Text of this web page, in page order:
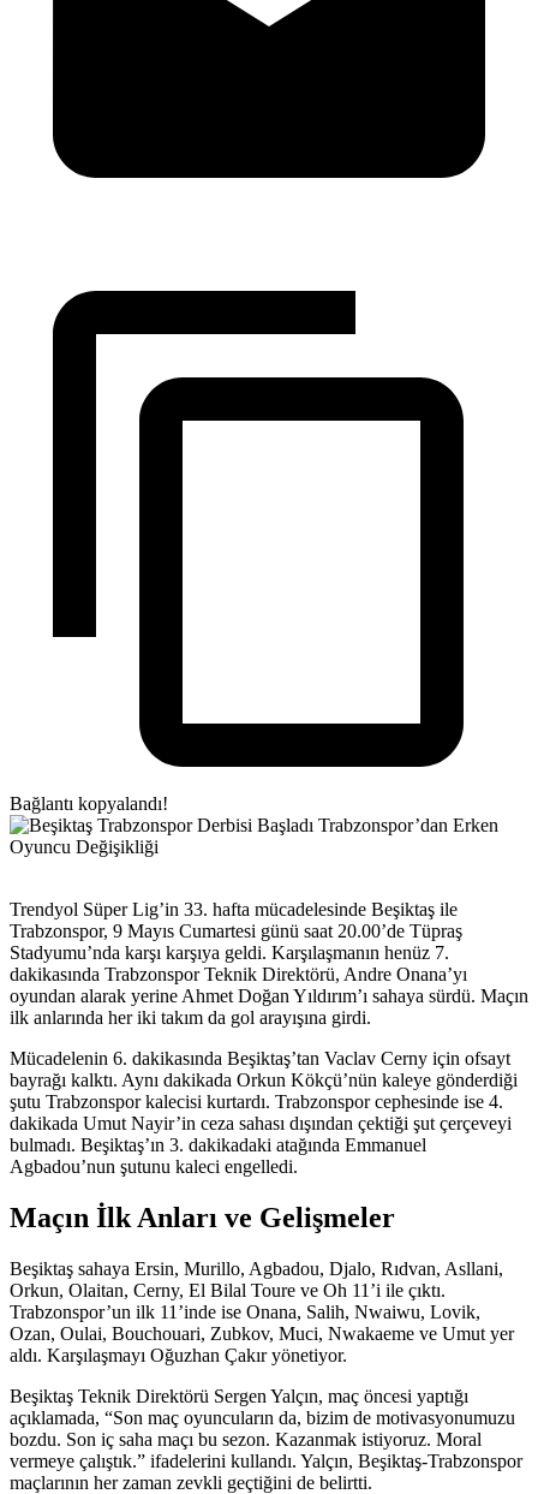
Bağlantı kopyalandı!
Trendyol Süper Lig’in 33. hafta mücadelesinde Beşiktaş ile
Trabzonspor, 9 Mayıs Cumartesi günü saat 20.00’de Tüpraş
Stadyumu’nda karşı karşıya geldi. Karşılaşmanın henüz 7.
dakikasında Trabzonspor Teknik Direktörü, Andre Onana’yı
oyundan alarak yerine Ahmet Doğan Yıldırım’ı sahaya sürdü. Maçın
ilk anlarında her iki takım da gol arayışına girdi.
Mücadelenin 6. dakikasında Beşiktaş’tan Vaclav Cerny için ofsayt
bayrağı kalktı. Aynı dakikada Orkun Kökçü’nün kaleye gönderdiği
şutu Trabzonspor kalecisi kurtardı. Trabzonspor cephesinde ise 4.
dakikada Umut Nayir’in ceza sahası dışından çektiği şut çerçeveyi
bulmadı. Beşiktaş’ın 3. dakikadaki atağında Emmanuel
Agbadou’nun şutunu kaleci engelledi.
Maçın İlk Anları ve Gelişmeler
Beşiktaş sahaya Ersin, Murillo, Agbadou, Djalo, Rıdvan, Asllani,
Orkun, Olaitan, Cerny, El Bilal Toure ve Oh 11’i ile çıktı.
Trabzonspor’un ilk 11’inde ise Onana, Salih, Nwaiwu, Lovik,
Ozan, Oulai, Bouchouari, Zubkov, Muci, Nwakaeme ve Umut yer
aldı. Karşılaşmayı Oğuzhan Çakır yönetiyor.
Beşiktaş Teknik Direktörü Sergen Yalçın, maç öncesi yaptığı
açıklamada, “Son maç oyuncuların da, bizim de motivasyonumuzu
bozdu. Son iç saha maçı bu sezon. Kazanmak istiyoruz. Moral
vermeye çalıştık.” ifadelerini kullandı. Yalçın, Beşiktaş-Trabzonspor
maçlarının her zaman zevkli geçtiğini de belirtti.